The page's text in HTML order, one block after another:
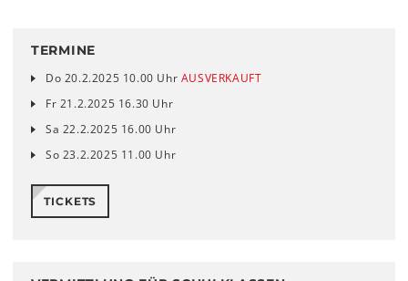
TERMINE
Do 20.2.2025 10.00 Uhr AUSVERKAUFT
Fr 21.2.2025 16.30 Uhr
Sa 22.2.2025 16.00 Uhr
So 23.2.2025 11.00 Uhr
TICKETS